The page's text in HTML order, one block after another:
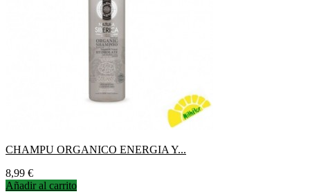
CHAMPU ORGANICO ENERGIA Y...
Precio
8,99 €
Añadir al carrito